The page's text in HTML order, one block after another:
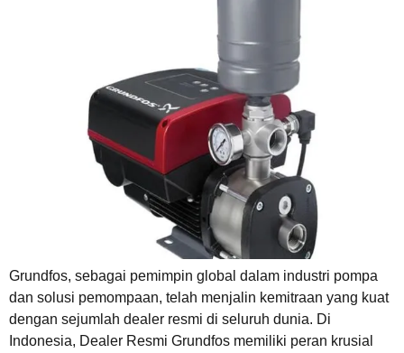
Grundfos, sebagai pemimpin global dalam industri pompa
dan solusi pemompaan, telah menjalin kemitraan yang kuat
dengan sejumlah dealer resmi di seluruh dunia. Di
Indonesia, Dealer Resmi Grundfos memiliki peran krusial